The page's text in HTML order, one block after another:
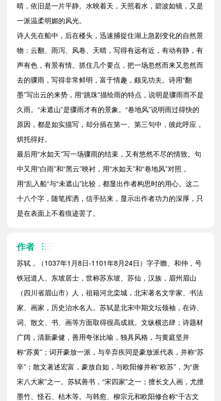
晴，依旧是一片平静。水映着天，天照着水，碧波如镜，又是
一派温柔明媚的风光。
诗人先在船中，后在楼头，迅速捕捉住湖上急剧变化的自然景
物：云翻、雨泻、风卷、天晴，写得有远有近，有动有静，有
声有色，有景有情。抓住几个要点，把一场忽然而来又忽然而
去的骤雨，写得非常鲜明，富于情趣，颇见功夫。诗用“翻
墨”写出云的来势，用“跳珠”描绘雨的特点，说明是骤雨而不是
久雨。“未遮山”是骤雨才有的景象。“卷地风”说明雨过得快的
原因，都是如实描写，却分插在第一、第三句中，彼此呼应，
烘托得好。
最后用“水如天”写一场骤雨的结束，又有悠然不尽的情致。句
中又用“白雨”和“黑云”映衬，用“水如天”和“卷地风”对照，
用“乱入船“与“未遮山”比较，都显出作者构思时的用心。这二
十八个字，随笔挥洒，信手拈来，显示出作者功力的深厚，只
是在表面上不着痕迹罢了。
作者
苏轼，（1037年1月8日-1101年8月24日）字子瞻、和仲，号
铁冠道人、东坡居士，世称苏东坡、苏仙，汉族，眉州眉山
（四川省眉山市）人，祖籍河北栾城，北宋著名文学家、书法
家、画家，历史治水名人。苏轼是北宋中期文坛领袖，在诗、
词、散文、书、画等方面取得很高成就。文纵横恣肆；诗题材
广阔，清新豪健，善用夸张比喻，独具风格，与黄庭坚并
称“苏黄”；词开豪放一派，与辛弃疾同是豪放派代表，并称“苏
辛”；散文著述宏富，豪放自如，与欧阳修并称“欧苏”，为“唐
宋八大家”之一。苏轼善书，“宋四家”之一；擅长文人画，尤擅
墨竹、怪石、枯木等。与韩愈、柳宗元和欧阳修合称“千古文